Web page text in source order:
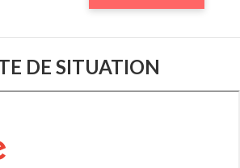
DE SITUATION